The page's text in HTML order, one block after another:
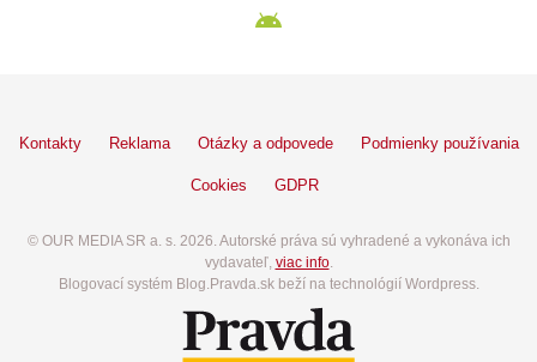
Kontakty Reklama Otázky a odpovede Podmienky používania
Cookies GDPR
© OUR MEDIA SR a. s. 2026. Autorské práva sú vyhradené a vykonáva ich
vydavateľ, viac info.
Blogovací systém Blog.Pravda.sk beží na technológií Wordpress.